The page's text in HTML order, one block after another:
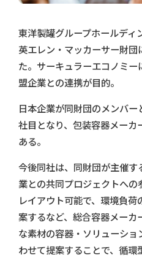
東洋製罐グループホールディ
英エレン・マッカーサー財団
た。サーキュラーエコノミ
盟企業との連携が目的。
日本企業が同財団のメンバ
社目となり、包装容器メーカ
ある。
今後同社は、同財団が主催
業との共同プロジェクトへの
レイアウト可能で、環境負
案するなど、総合容器メーカ
な素材の容器・ソリューシ
わせて提案することで、循環